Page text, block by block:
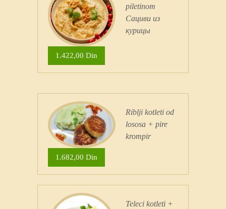
piletinom
Сациви из
курицы
1.422,00 Din
Riblji kotleti od
lososa + pire
krompir
1.682,00 Din
Teleci kotleti +